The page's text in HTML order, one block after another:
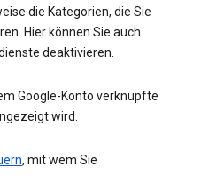
die Kategorien, die Sie
Hier können Sie auch
deaktivieren.
Google-Konto verknüpfte
wird.
, mit wem Sie